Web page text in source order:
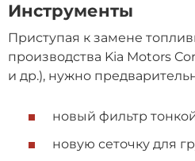
Инструменты
Приступая к замене
производства Kia Motors
и др.), нужно
новый фильтр
новую сеточку для